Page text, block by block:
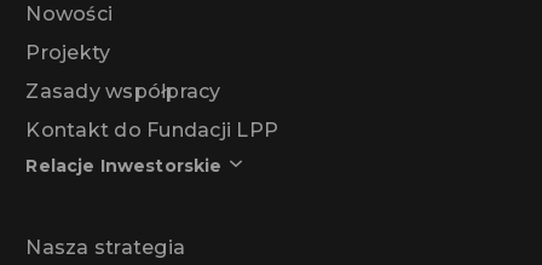
Nowości
Projekty
Zasady współpracy
Kontakt do Fundacji LPP
Relacje Inwestorskie
Nasza strategia